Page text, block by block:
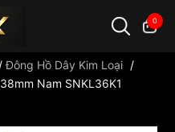
0
/Đông Hồ Dây Kim Loại /
Nam SNKL36K1